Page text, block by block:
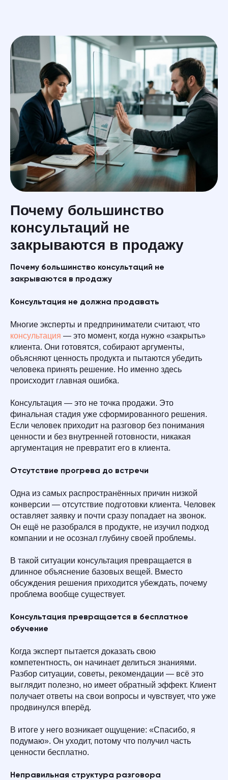
Почему большинство
консультаций не
закрываются в продажу
Почему большинство консультаций не
закрываются в продажу
Консультация не должна продавать
Многие эксперты и предприниматели считают, что
консультация — это момент, когда нужно «закрыть»
клиента. Они готовятся, собирают аргументы,
объясняют ценность продукта и пытаются убедить
человека принять решение. Но именно здесь
происходит главная ошибка.
Консультация — это не точка продажи. Это
финальная стадия уже сформированного решения.
Если человек приходит на разговор без понимания
ценности и без внутренней готовности, никакая
аргументация не превратит его в клиента.
Отсутствие прогрева до встречи
Одна из самых распространённых причин низкой
конверсии — отсутствие подготовки клиента. Человек
оставляет заявку и почти сразу попадает на звонок.
Он ещё не разобрался в продукте, не изучил подход
компании и не осознал глубину своей проблемы.
В такой ситуации консультация превращается в
длинное объяснение базовых вещей. Вместо
обсуждения решения приходится убеждать, почему
проблема вообще существует.
Консультация превращается в бесплатное
обучение
Когда эксперт пытается доказать свою
компетентность, он начинает делиться знаниями.
Разбор ситуации, советы, рекомендации — всё это
выглядит полезно, но имеет обратный эффект. Клиент
получает ответы на свои вопросы и чувствует, что уже
продвинулся вперёд.
В итоге у него возникает ощущение: «Спасибо, я
подумаю». Он уходит, потому что получил часть
ценности бесплатно.
Неправильная структура разговора